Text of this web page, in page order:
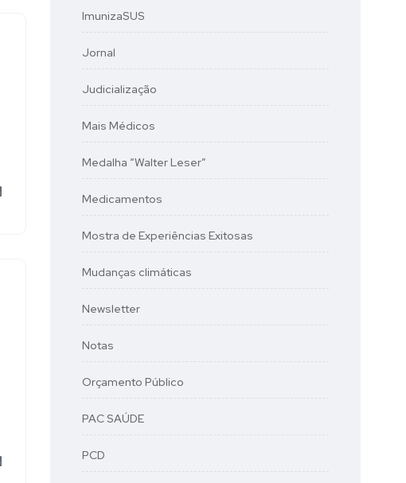
ImunizaSUS
Jornal
Judicialização
Mais Médicos
Medalha “Walter Leser”
Medicamentos
Mostra de Experiências Exitosas
Mudanças climáticas
Newsletter
Notas
Orçamento Público
PAC SAÚDE
PCD